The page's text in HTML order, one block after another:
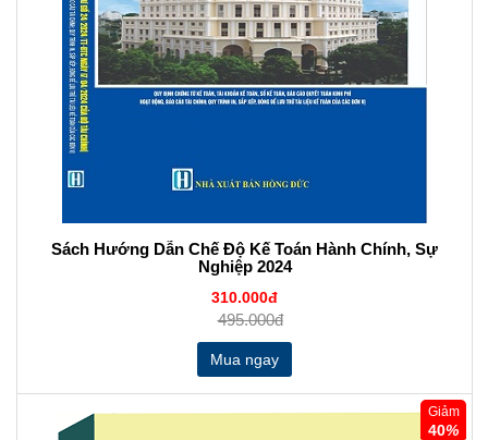
Sách Hướng Dẫn Chế Độ Kế Toán Hành Chính, Sự
Nghiệp 2024
310.000đ
495.000đ
Giảm
40%